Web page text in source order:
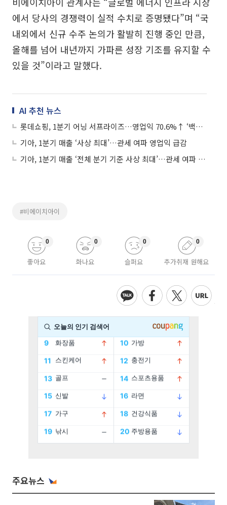
에서 당사의 경쟁력이 실적 수치로 증명됐다”며 “국
내외에서 신규 수주 논의가 활발히 진행 중인 만큼,
올해를 넘어 내년까지 가파른 성장 기조를 유지할 수
있을 것”이라고 말했다.
AI 추천 뉴스
롯데쇼핑, 1분기 어닝 서프라이즈…영업익 70.6%↑ ‘백화점 실적 사상 최대’
기아, 1분기 매출 ‘사상 최대’…관세 여파 영업익 급감
기아, 1분기 매출 ‘전체 분기 기준 사상 최대’…관세 여파 영업익 30.8%↓
#비에이치아이
좋아요
0
화나요
0
슬퍼요
0
추가취재 원해요
0
주요뉴스